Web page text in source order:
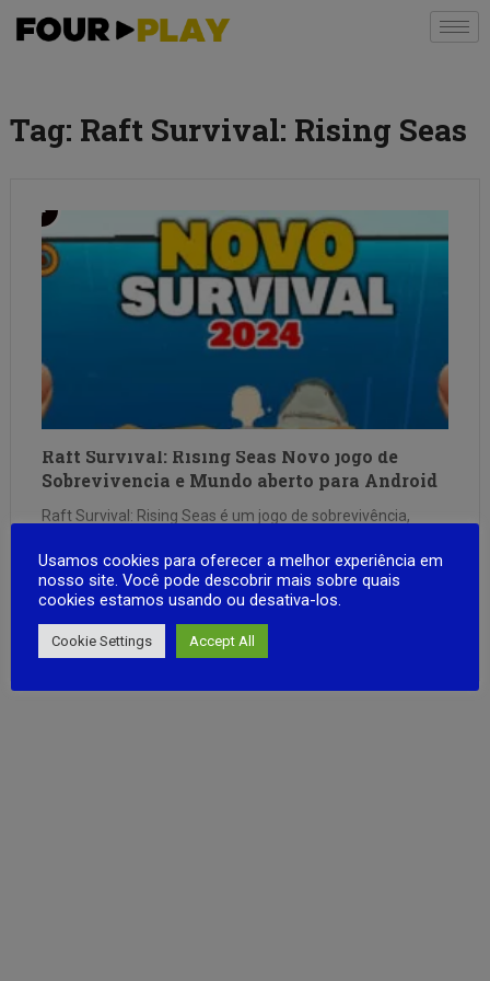
Tag: Raft Survival: Rising Seas
Raft Survival: Rising Seas Novo jogo de
Sobrevivencia e Mundo aberto para Android
Raft Survival: Rising Seas é um jogo de sobrevivência,
com aumento do nível do mar. Colete restos para
sobreviver, expanda sua jangada e navegue para perigosas
nada além …
FULL ARTICLE
Usamos cookies para oferecer a melhor experiência em
nosso site. Você pode descobrir mais sobre quais
cookies estamos usando ou desativa-los.
Cookie Settings Accept All